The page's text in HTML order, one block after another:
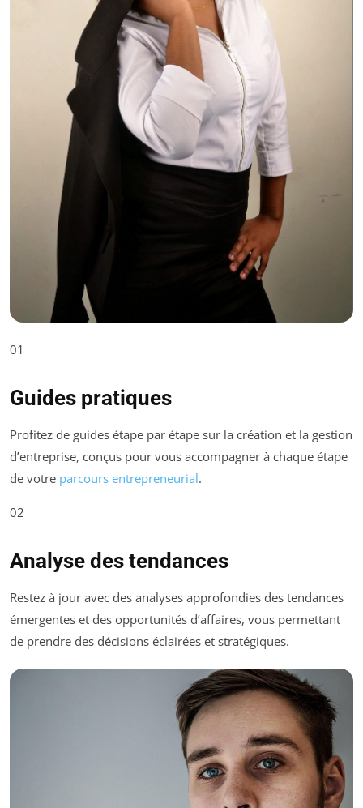
01
Guides pratiques
Profitez de guides étape par étape sur la création et la gestion
d’entreprise, conçus pour vous accompagner à chaque étape
de votre parcours entrepreneurial.
02
Analyse des tendances
Restez à jour avec des analyses approfondies des tendances
émergentes et des opportunités d’affaires, vous permettant
de prendre des décisions éclairées et stratégiques.